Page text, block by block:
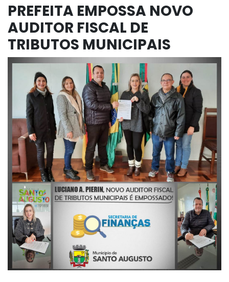
PREFEITA EMPOSSA NOVO
AUDITOR FISCAL DE
TRIBUTOS MUNICIPAIS